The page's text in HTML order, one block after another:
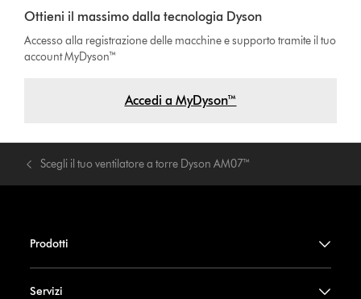
Ottieni il massimo dalla tecnologia Dyson
Accesso alla registrazione delle macchine e supporto tramite il tuo
account MyDyson™
Accedi a MyDyson™
Scegli il tuo ventilatore a torre Dyson AM07™
Prodotti
Servizi